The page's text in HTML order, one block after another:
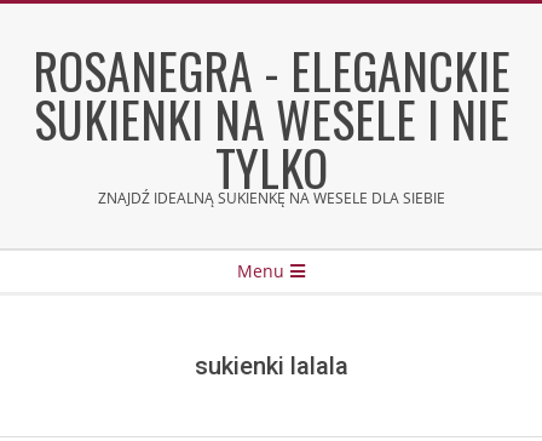
contentROSANEGRA - ELEGANCKIE
SUKIENKI NA WESELE I NIE
TYLKO
ZNAJDŹ IDEALNĄ SUKIENKĘ NA WESELE DLA SIEBIE
Menu
sukienki lalala